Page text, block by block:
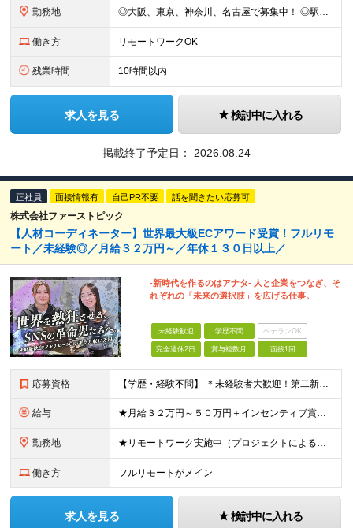
勤務地 ◎大阪、東京、神奈川、名古屋で募集中！ ◎駅チカ！ ◎勤務地は、希望を考慮のうえ決定いたします。 ◎転居を伴う転勤はありません。 【転勤なし／希望勤務地は考慮】 大阪、東京、神奈川、名古屋のいずれか
働き方 リモートワークOK
残業時間 10時間以内
求人を見る 検討中に入れる
掲載終了予定日： 2026.08.24
正社員 面接情報有 自己PR不要 話を聞きたい応募可
株式会社ファーストピック
【人材コーディネーター】世界最大級ECアワード受賞！フルリモ
ート／未経験◎／月給３２万円～／年休１３０日以上／
-新時代を作るのはアナタ- 人と企業をつなぎ、そ
れぞれの「未来の選択肢」を広げる仕事。
未経験歓迎 学歴不問 ベテランOK
完全週休2日 賞与複数月 面接1回
応募資格 【学歴・経験不問】 ＊未経験者大歓迎！第二新卒歓迎/充実研修/WEB面接可能＊ 「 営業ってなんとなく難しそう・・・ 」 「 AIとかSNSなんて分からない・・・ 」 という未経験の方でも安心して
給与 ★月給３２万円～５０万円＋インセンティブ賞与＋決算賞与★ （30時間の固定残業代、一律月54,750円を含む。超過分は支給） ※経験・スキルを考慮の上、決定 ※昇給：随時あり 【インセンティブについ
勤務地 ★リモートワーク実施中（プロジェクトによる） ※一部フルリモートあり 【本社】 東京都千代田区五番町4-8 日立五番町ビル 5F 【その他勤務先】 ・北海道札幌市中央区大通東 ・宮城県仙台市青葉区
働き方 フルリモートがメイン
求人を見る 検討中に入れる